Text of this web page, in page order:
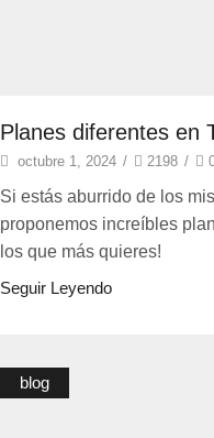
Planes diferentes en
octubre 1, 2024 / 2198 /
Si estás aburrido de los
proponemos increíbles
los que más quieres!
Seguir Leyendo
blog